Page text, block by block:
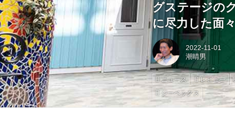
グステージの
に尽力した面
2022-11-01
潮晴男
ニュース レビュー
ジーベックス